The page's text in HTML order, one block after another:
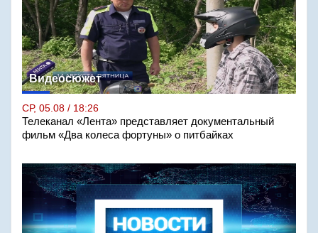
Видеосюжет
СР, 05.08 / 18:26
Телеканал «Лента» представляет документальный
фильм «Два колеса фортуны» о питбайках